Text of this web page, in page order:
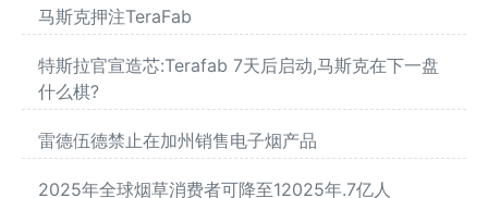
马斯克押注TeraFab
特斯拉官宣造芯:Terafab 7天后启动,马斯克在下一盘
什么棋?
雷德伍德禁止在加州销售电子烟产品
2025年全球烟草消费者可降至12025年.7亿人